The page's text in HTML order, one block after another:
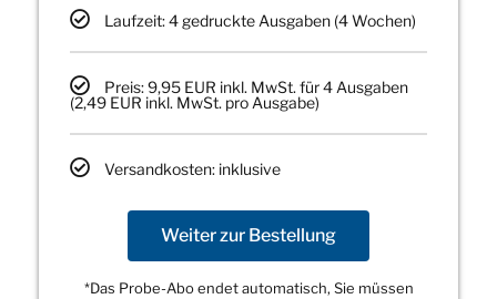
Laufzeit: 4 gedruckte Ausgaben (4 Wochen)
Preis: 9,95 EUR inkl. MwSt. für 4 Ausgaben
(2,49 EUR inkl. MwSt. pro Ausgabe)
Versandkosten: inklusive
Weiter zur Bestellung
*Das Probe-Abo endet automatisch, Sie müssen